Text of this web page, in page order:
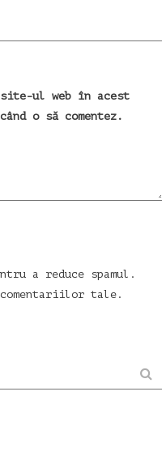
site-ul web în acest
o să comentez.
a reduce spamul.
comentariilor tale .